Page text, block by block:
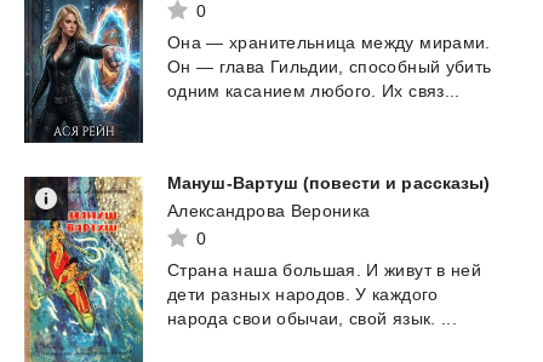
0
Она — хранительница между мирами.
Он — глава Гильдии, способный убить
одним касанием любого. Их связ...
Мануш-Вартуш (повести и рассказы)
Александрова Вероника
0
Страна наша большая. И живут в ней
дети разных народов. У каждого
народа свои обычаи, свой язык. ...